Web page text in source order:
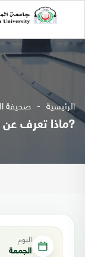
الرئيسية صحيفة
?ماذا تعرف عن
اليوم
الجمعة